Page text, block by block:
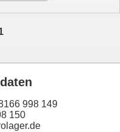
998 149
150